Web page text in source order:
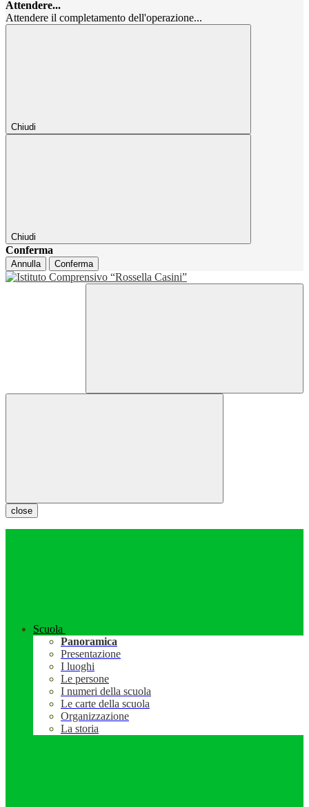
Attendere...
Attendere il completamento dell'operazione...
Chiudi
Chiudi
Conferma
Annulla Conferma
close
Scuola
Panoramica
Presentazione
I luoghi
Le persone
I numeri della scuola
Le carte della scuola
Organizzazione
La storia